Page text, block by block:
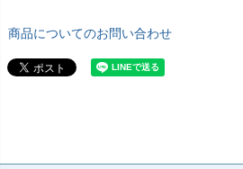
商品についてのお問い合わせ